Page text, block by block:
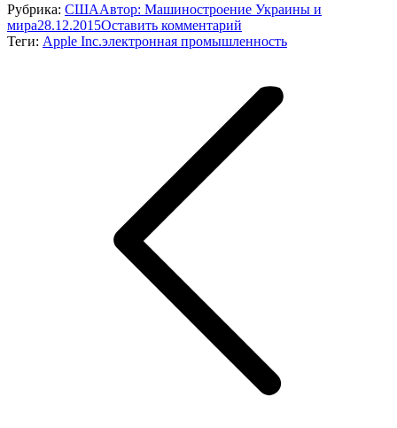
Рубрика: СШААвтор: Машиностроение Украины и
мира28.12.2015Оставить комментарий
Теги: Apple Inc.электронная промышленность